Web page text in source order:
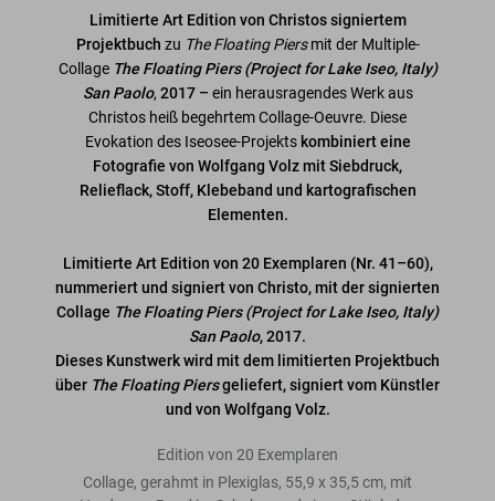
Limitierte Art Edition von Christos signiertem
Projektbuch zu The Floating Piersmit der Multiple-
Collage The Floating Piers (Project for Lake Iseo, Italy)
San Paolo, 2017 – ein herausragendes Werk aus
Christos heiß begehrtem Collage-Oeuvre. Diese
Evokation des Iseosee-Projekts kombiniert eine
Fotografie von Wolfgang Volz mit Siebdruck,
Relieflack, Stoff, Klebeband und kartografischen
Elementen.
Limitierte Art Edition von 20 Exemplaren (Nr. 41–60),
nummeriert und signiert von Christo, mit der signierten
Collage The Floating Piers (Project for Lake Iseo, Italy)
San Paolo, 2017.
Dieses Kunstwerk wird mit dem limitierten Projektbuch
über The Floating Piersgeliefert, signiert vom Künstler
und von Wolfgang Volz.
Edition von 20 Exemplaren
Collage, gerahmt in Plexiglas, 55,9 x 35,5 cm, mit